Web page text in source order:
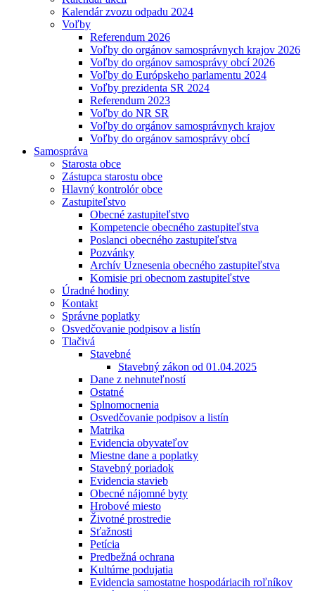
Kalendár zvozu odpadu 2024
Voľby
Referendum 2026
Voľby do orgánov samosprávnych krajov 2026
Voľby do orgánov samosprávy obcí 2026
Voľby do Európskeho parlamentu 2024
Voľby prezidenta SR 2024
Referendum 2023
Voľby do NR SR
Voľby do orgánov samosprávnych krajov
Voľby do orgánov samosprávy obcí
Samospráva
Starosta obce
Zástupca starostu obce
Hlavný kontrolór obce
Zastupiteľstvo
Obecné zastupiteľstvo
Kompetencie obecného zastupiteľstva
Poslanci obecného zastupiteľstva
Pozvánky
Archív Uznesenia obecného zastupiteľstva
Komisie pri obecnom zastupiteľstve
Úradné hodiny
Kontakt
Správne poplatky
Osvedčovanie podpisov a listín
Tlačivá
Stavebné
Stavebný zákon od 01.04.2025
Dane z nehnuteľností
Ostatné
Splnomocnenia
Osvedčovanie podpisov a listín
Matrika
Evidencia obyvateľov
Miestne dane a poplatky
Stavebný poriadok
Evidencia stavieb
Obecné nájomné byty
Hrobové miesto
Životné prostredie
Sťažnosti
Petícia
Predbežná ochrana
Kultúrne podujatia
Evidencia samostatne hospodáriacih roľníkov